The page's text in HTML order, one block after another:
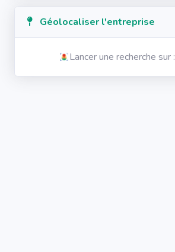
Géolocaliser l'entreprise
Lancer une recherche sur :